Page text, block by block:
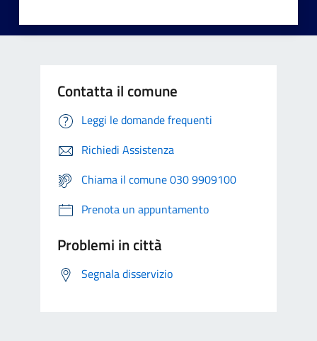
Contatta il comune
Leggi le domande frequenti
Richiedi Assistenza
Chiama il comune 030 9909100
Prenota un appuntamento
Problemi in città
Segnala disservizio